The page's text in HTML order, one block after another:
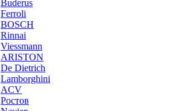
Buderus
Ferroli
BOSCH
Rinnai
Viessmann
ARISTON
De Dietrich
Lamborghini
ACV
Ростов